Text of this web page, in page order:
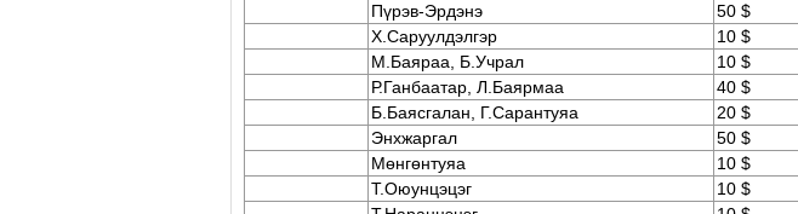
Пүрэв-Эрдэнэ
50 $
Х.Саруулдэлгэр
10 $
М.Баяраа, Б.Учрал
10 $
Р.Ганбаатар, Л.Баярмаа
40 $
Б.Баясгалан, Г.Сарантуяа
20 $
Энхжаргал
50 $
Мөнгөнтуяа
10 $
Т.Оюунцэцэг
10 $